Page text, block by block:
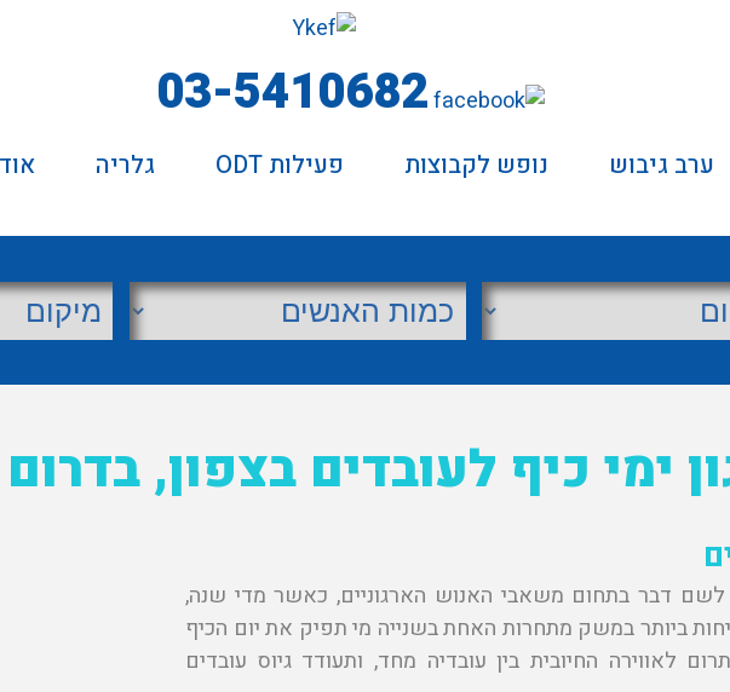
03-5410682
ערב גיבוש נופש לקבוצות פעילות ODT גלריה
ימי כיף לעובדים בצפון,
דבר בתחום משאבי האנוש הארגוניים, כאשר מדי שנה,
ביותר במשק מתחרות האחת בשנייה מי תפיק את יום הכיף
לאווירה החיובית בין עובדיה מחד, ותעודד גיוס עובדים